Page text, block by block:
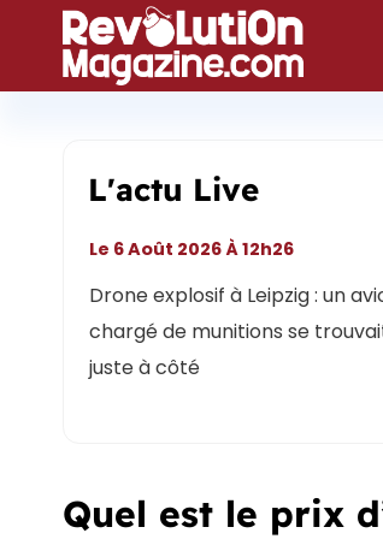
contenu
L'actu Live
Drone explosif à Leipzig : un
chargé de munitions se
juste à côté
Le 6 Août 2026 À 12h26
Quel est le prix